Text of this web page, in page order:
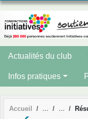
Actualités du club
Infos pratiques
Accueil